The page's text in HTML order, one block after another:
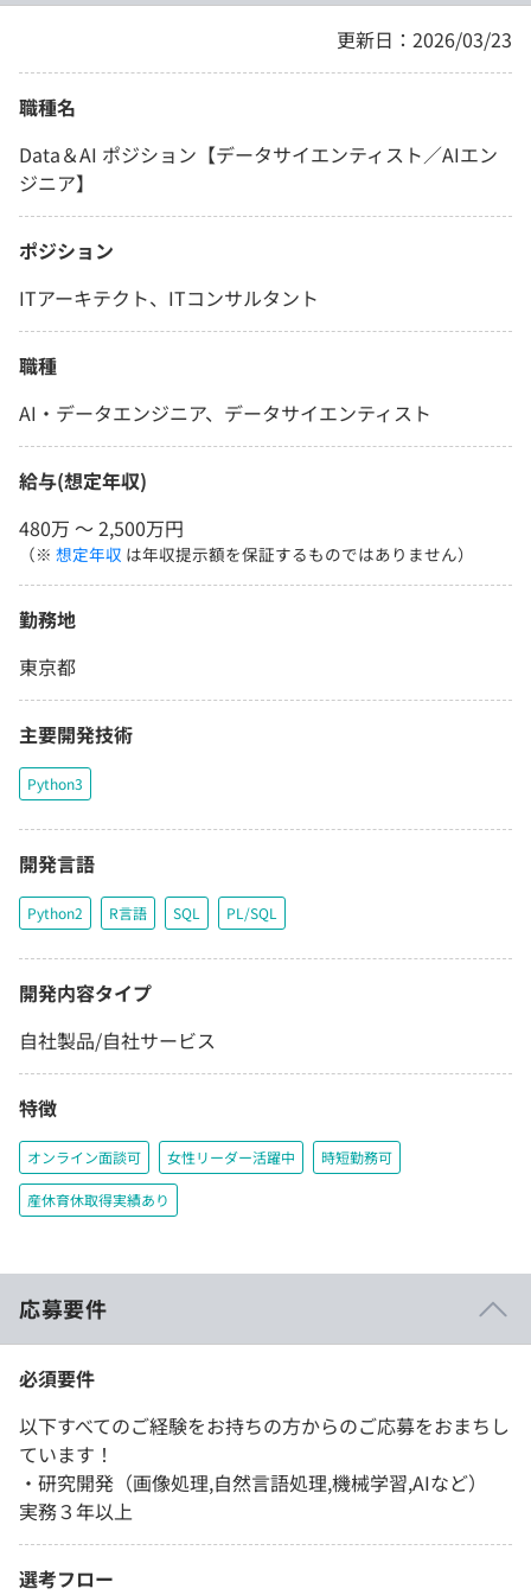
契約内容・クーポン
更新日：2026/03/23
職種名
Data＆AI ポジション【データサイエンティスト／AIエン
ジニア】
ポジション
ITアーキテクト、ITコンサルタント
職種
AI・データエンジニア、データサイエンティスト
給与(想定年収)
480万 〜 2,500万円
（※ 想定年収 は年収提示額を保証するものではありません）
勤務地
東京都
主要開発技術
Python3
開発言語
Python2 R言語 SQL PL/SQL
開発内容タイプ
自社製品/自社サービス
特徴
オンライン面談可 女性リーダー活躍中 時短勤務可
産休育休取得実績あり
応募要件
必須要件
以下すべてのご経験をお持ちの方からのご応募をおまちし
ています！
・研究開発（画像処理,自然言語処理,機械学習,AIなど）
実務３年以上
選考フロー